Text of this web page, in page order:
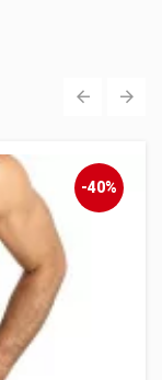
-40%